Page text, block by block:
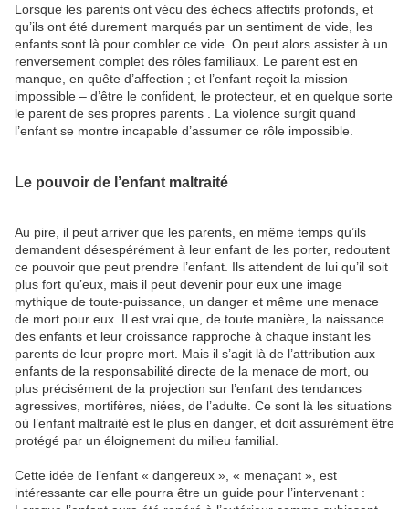
Lorsque les parents ont vécu des échecs affectifs profonds, et
qu’ils ont été durement marqués par un sentiment de vide, les
enfants sont là pour combler ce vide. On peut alors assister à un
renversement complet des rôles familiaux. Le parent est en
manque, en quête d’affection ; et l’enfant reçoit la mission –
impossible – d’être le confident, le protecteur, et en quelque sorte
le parent de ses propres parents . La violence surgit quand
l’enfant se montre incapable d’assumer ce rôle impossible.
Le pouvoir de l’enfant maltraité
Au pire, il peut arriver que les parents, en même temps qu’ils
demandent désespérément à leur enfant de les porter, redoutent
ce pouvoir que peut prendre l’enfant. Ils attendent de lui qu’il soit
plus fort qu’eux, mais il peut devenir pour eux une image
mythique de toute-puissance, un danger et même une menace
de mort pour eux. Il est vrai que, de toute manière, la naissance
des enfants et leur croissance rapproche à chaque instant les
parents de leur propre mort. Mais il s’agit là de l’attribution aux
enfants de la responsabilité directe de la menace de mort, ou
plus précisément de la projection sur l’enfant des tendances
agressives, mortifères, niées, de l’adulte. Ce sont là les situations
où l’enfant maltraité est le plus en danger, et doit assurément être
protégé par un éloignement du milieu familial.
Cette idée de l’enfant « dangereux », « menaçant », est
intéressante car elle pourra être un guide pour l’intervenant :